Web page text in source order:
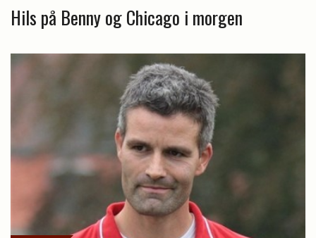
Hils på Benny og Chicago i morgen